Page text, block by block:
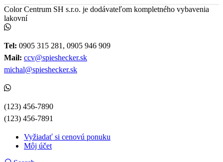
Color Centrum SH s.r.o. je dodávateľom kompletného vybavenia
lakovní
Tel: 0905 315 281, 0905 946 909
Mail: ccv@spieshecker.sk
michal@spieshecker.sk
(123) 456-7890
(123) 456-7891
Vyžiadať si cenovú ponuku
Môj účet